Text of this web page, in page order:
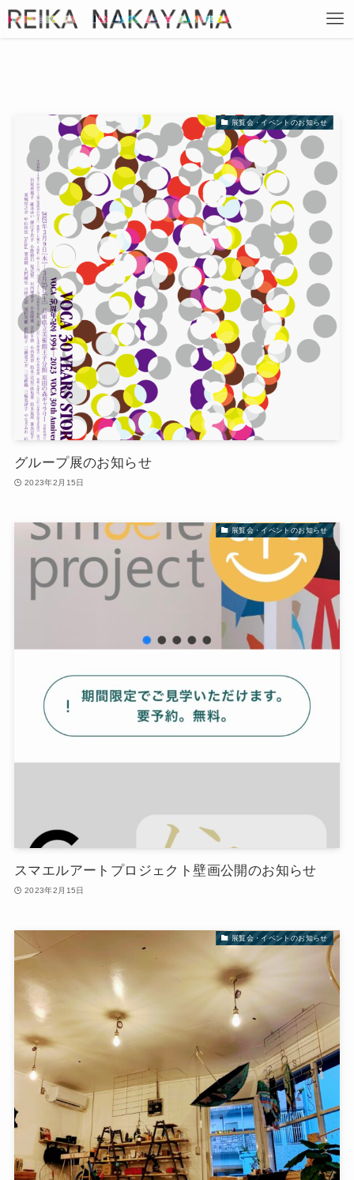
展覧会・イベントのお知らせ
グループ展のお知らせ
2023年2月15日
展覧会・イベントのお知らせ
スマエルアートプロジェクト壁画公開のお知らせ
2023年2月15日
展覧会・イベントのお知らせ